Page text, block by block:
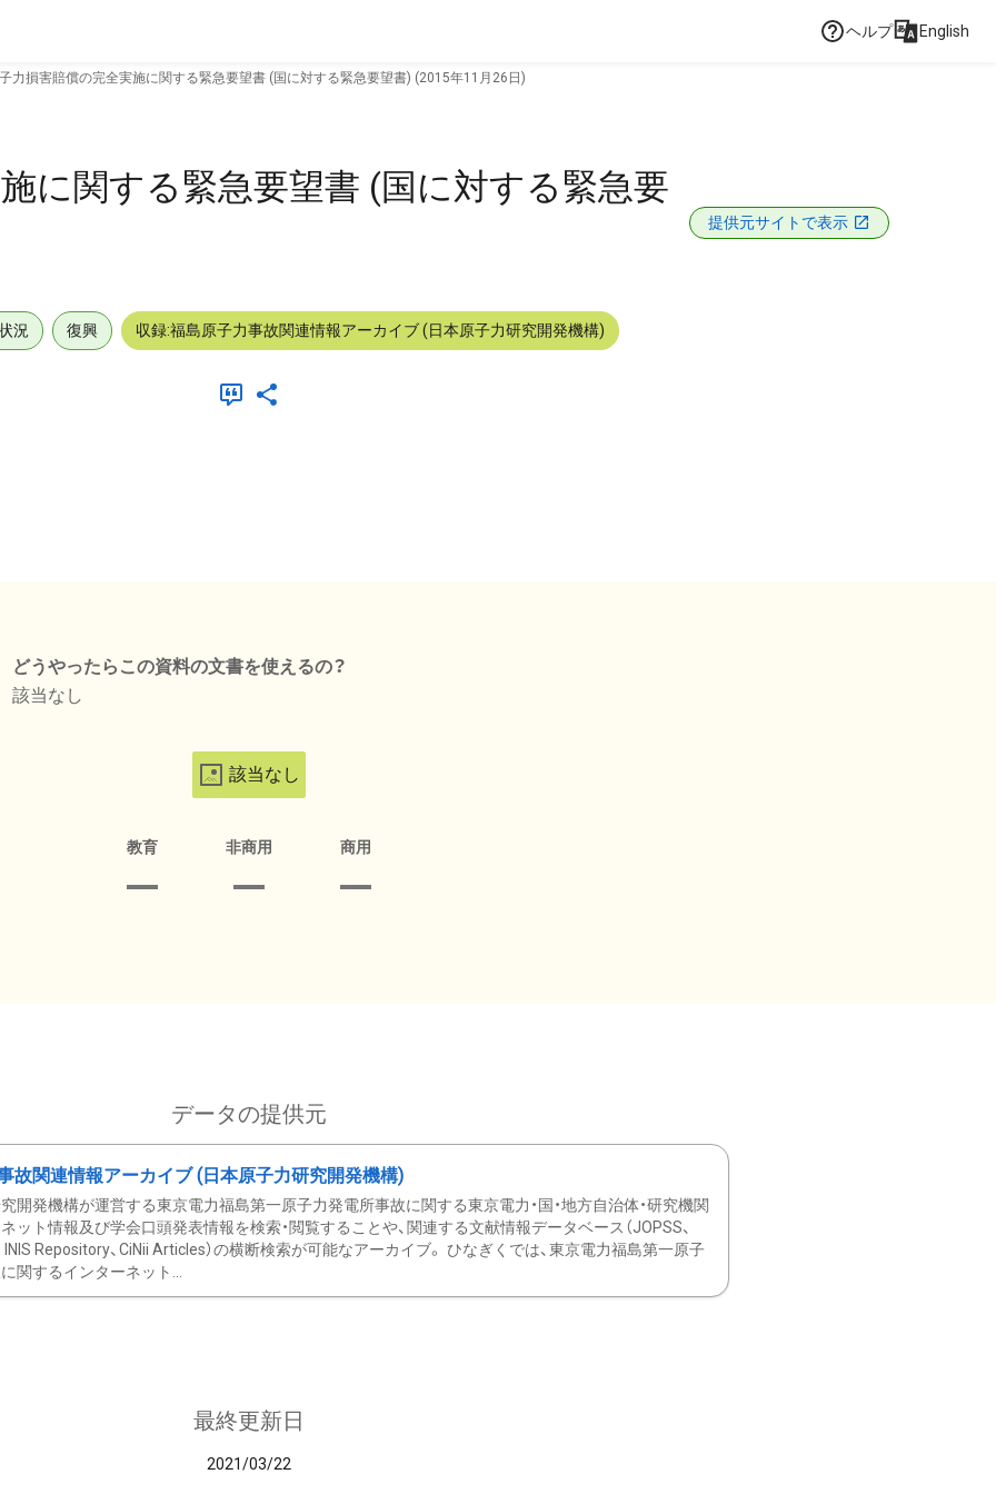
ヘルプ English
力損害賠償の完全実施に関する緊急要望書 (国に対する緊急要望書) (2015年11月26日)
に関する緊急要望書 (国に対する緊急要
提供元サイトで表示
況 復興 収録:福島原子力事故関連情報アーカイブ (日本原子力研究開発機構)
どうやったらこの資料の文書を使えるの？
該当なし
該当なし
教育 非商用 商用
データの提供元
故関連情報アーカイブ (日本原子力研究開発機構)
開発機構が運営する東京電力福島第一原子力発電所事故に関する東京電力・国・地方自治体・研究機関
ット情報及び学会口頭発表情報を検索・閲覧することや、関連する文献情報データベース（JOPSS、
INIS Repository、CiNii Articles）の横断検索が可能なアーカイブ。 ひなぎくでは、東京電力福島第一原子
関するインターネット...
最終更新日
2021/03/22